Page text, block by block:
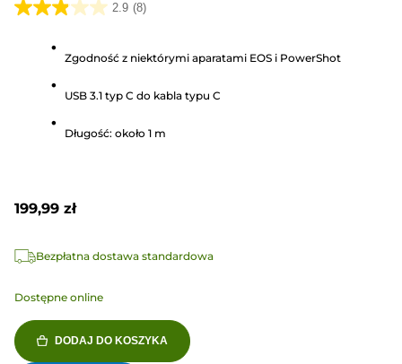
2.9 (8)
2.9
gwiazdek.
Recenzji
Zgodność z niektórymi aparatami EOS i PowerShot
USB 3.1 typ C do kabla typu C
Długość: około 1 m
199,99 zł
Bezpłatna dostawa standardowa
Dostępne online
DODAJ DO KOSZYKA